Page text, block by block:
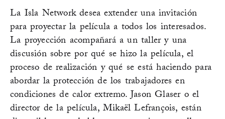
La Isla Network desea extender una invitación
para proyectar la película a todos los interesados.
La proyección acompañará a un taller y una
discusión sobre por qué se hizo la película, el
proceso de realización y qué se está haciendo para
abordar la protección de los trabajadores en
condiciones de calor extremo. Jason Glaser o el
director de la película, Mikaël Lefrançois, están